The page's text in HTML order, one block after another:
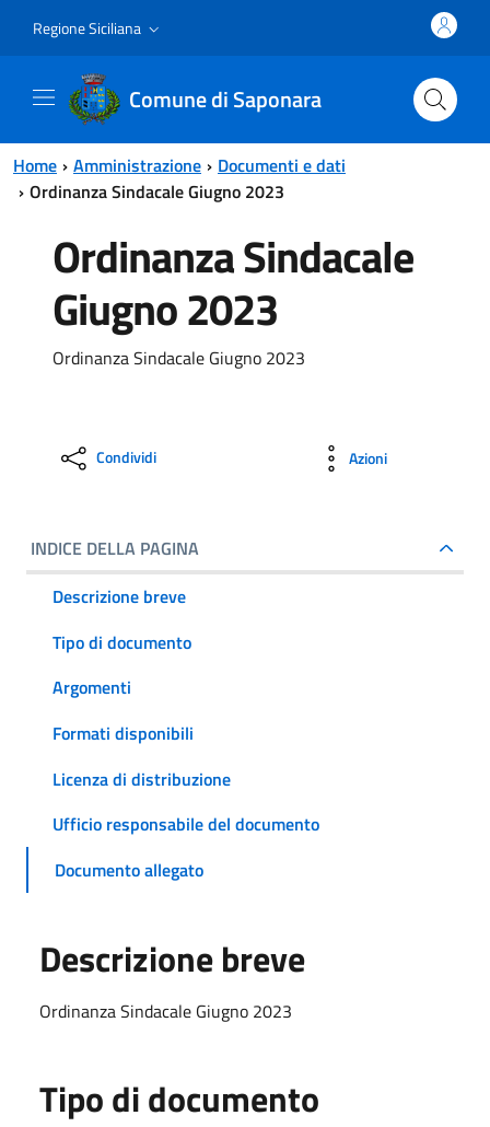
Regione Siciliana
Comune di Saponara
Home Amministrazione
Documenti e dati
Ordinanza Sindacale Giugno 2023
Ordinanza Sindacale
Giugno 2023
Ordinanza Sindacale Giugno 2023
Condividi Azioni
INDICE DELLA PAGINA
Descrizione breve
Tipo di documento
Argomenti
Formati disponibili
Licenza di distribuzione
Ufficio responsabile del documento
Documento allegato
Descrizione breve
Ordinanza Sindacale Giugno 2023
Tipo di documento